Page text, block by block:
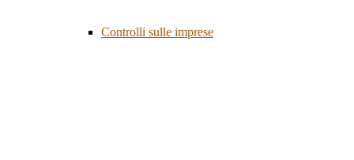
Controlli sulle imprese